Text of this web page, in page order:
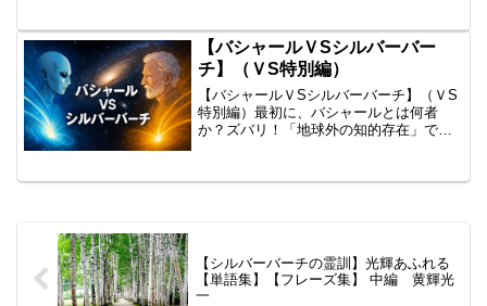
倫理。一方「自利利他」は、自らの成
長・幸福が結果...
【バシャールＶSシルバーバー
チ】（ＶS特別編）
【バシャールＶSシルバーバーチ】（ＶS
特別編）最初に、バシャールとは何者
か？ズバリ！「地球外の知的存在」で
なる相違点」を述べてもらいたし。🐷
【シルバーバーチの霊訓】光輝あふれる
【単語集】【フレーズ集】 中編 黄輝光
一